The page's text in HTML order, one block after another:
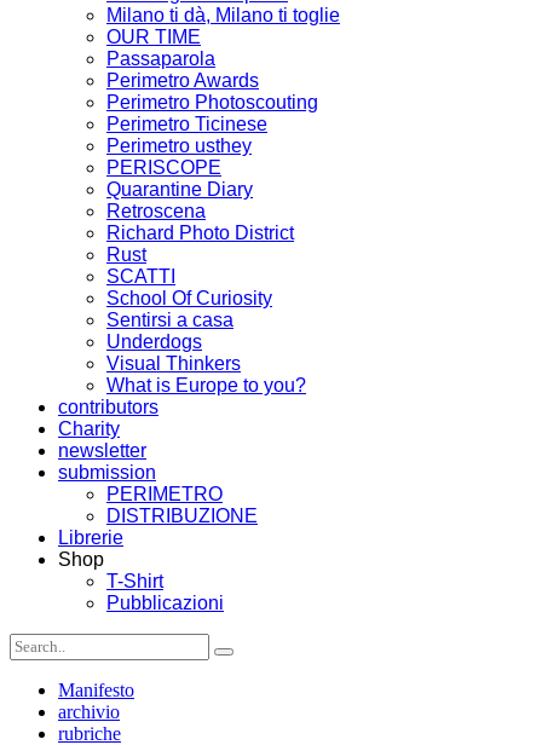
Milano ti dà, Milano ti toglie
OUR TIME
Passaparola
Perimetro Awards
Perimetro Photoscouting
Perimetro Ticinese
Perimetro usthey
PERISCOPE
Quarantine Diary
Retroscena
Richard Photo District
Rust
SCATTI
School Of Curiosity
Sentirsi a casa
Underdogs
Visual Thinkers
What is Europe to you?
contributors
Charity
newsletter
submission
PERIMETRO
DISTRIBUZIONE
Librerie
Shop
T-Shirt
Pubblicazioni
Manifesto
archivio
rubriche